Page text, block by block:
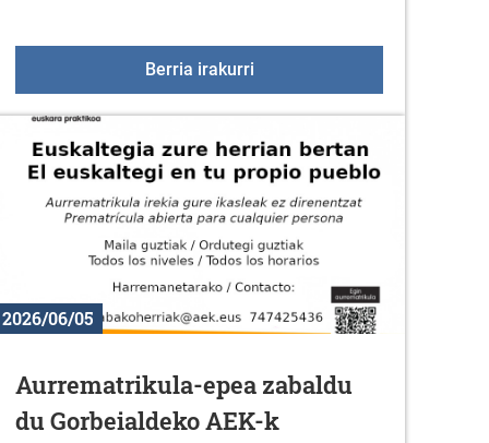
uztailaren 18anBerria irakurriKirol eskaintza uztailean
2026/06/05
Aurrematrikula-epea zabaldu
du Gorbeialdeko AEK-k